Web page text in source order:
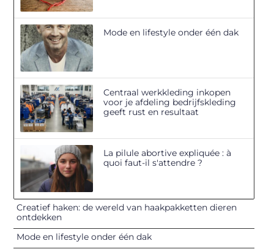
Mode en lifestyle onder één dak
Centraal werkkleding inkopen
voor je afdeling bedrijfskleding
geeft rust en resultaat
La pilule abortive expliquée : à
quoi faut-il s'attendre ?
Creatief haken: de wereld van haakpakketten dieren
ontdekken
Mode en lifestyle onder één dak